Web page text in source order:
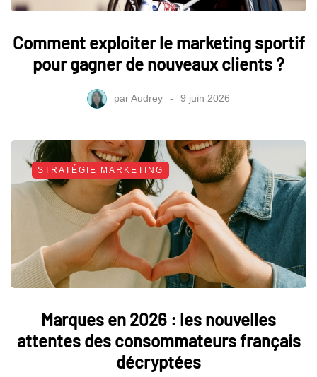
Comment exploiter le marketing sportif
pour gagner de nouveaux clients ?
parAudrey 9 juin 2026
STRATÉGIE MARKETING
Marques en 2026 : les nouvelles
attentes des consommateurs français
décryptées